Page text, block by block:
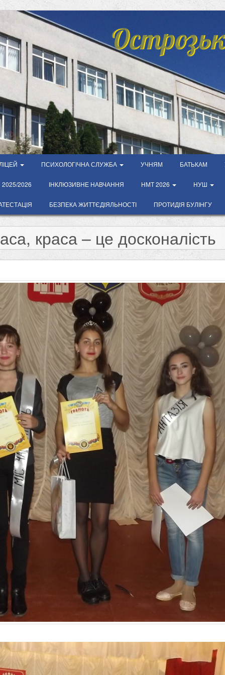
ПСИХОЛОГІЧНА СЛУЖБА УЧНЯМ БАТЬКАМ
2026 ІНКЛЮЗИВНЕ НАВЧАННЯ НМТ 2026 НУШ
БЕЗПЕКА ЖИТТЄДІЯЛЬНОСТІ ПРОТИДІЯ БУЛІНГУ
краса – це досконалість